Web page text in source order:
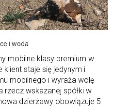
i woda
mobilne klasy premium w
klient staje się jedynym i
mobilnego i wyraża wolę
rzecz wskazanej spółki w
dzierżawy obowiązuje 5